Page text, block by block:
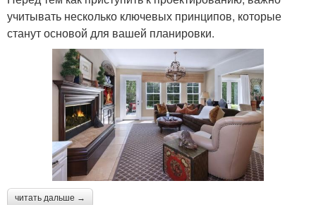
учитывать несколько ключевых принципов, которые
станут основой для вашей планировки.
читать дальше →